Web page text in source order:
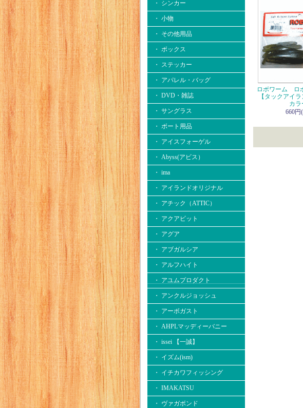
・ シンカー
・ 小物
・ その他用品
・ ボックス
・ ステッカー
・ アパレル・バッグ
・ DVD・雑誌
・ サングラス
・ ボート用品
・ アイスフォーゲル
・ Abyss(アビス）
・ ima
・ アイランドオリジナル
・ アチック（ATTIC）
・ アクアビット
・ アグア
・ アブガルシア
・ アルフハイト
・ アユムプロダクト
・ アンクルジョッシュ
・ アーボガスト
・ AHPLマッディーバニー
・ issei 【一誠】
・ イズム(ism)
・ イチカワフィッシング
・ IMAKATSU
・ ヴァガボンド
ロボワーム ロ
【タックアイ
カラ
660円